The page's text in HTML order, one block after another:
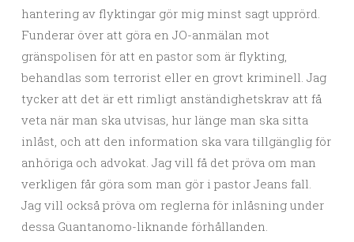
hantering av flyktingar gör mig minst sagt upprörd.
Funderar över att göra en JO-anmälan mot
gränspolisen för att en pastor som är flykting,
behandlas som terrorist eller en grovt kriminell. Jag
tycker att det är ett rimligt anständighetskrav att få
veta när man ska utvisas, hur länge man ska sitta
inlåst, och att den information ska vara tillgänglig för
anhöriga och advokat. Jag vill få det pröva om man
verkligen får göra som man gör i pastor Jeans fall.
Jag vill också pröva om reglerna för inlåsning under
dessa Guantanomo-liknande förhållanden.